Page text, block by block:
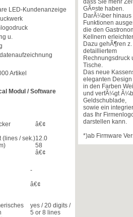
LED-Kundenanzeige
u.
Artikel
Modul / Software
â€¢
(lines / sek.)12.0
58
â€¢
-
â€¢
yes / 20 digits /
5 or 8 lines
dass Sie mehr
GÃ¤ste haben.
DarÃ¼ber hinaus
Funktionen
die den
Kellnern
Dazu gehÃ¶ren
detailliertem
Rechnungsdruck
Tische.
Das neue
eleganten Design
in den Farben
und verfÃ¼gt
Geldschublade,
sowie ein
das Ihr
darstellen kann.
*)ab Firmware